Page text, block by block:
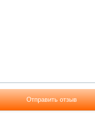
Отправить отзыв